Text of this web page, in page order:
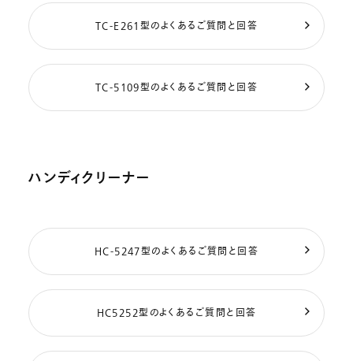
TC-E261型のよくあるご質問と回答
TC-5109型のよくあるご質問と回答
ハンディクリーナー
HC-5247型のよくあるご質問と回答
HC5252型のよくあるご質問と回答